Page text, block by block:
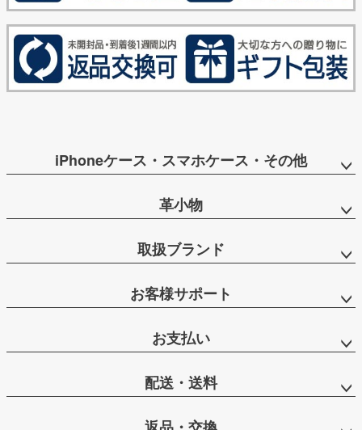
iPhoneケース・スマホケース・その他
革小物
取扱ブランド
お客様サポート
お支払い
配送・送料